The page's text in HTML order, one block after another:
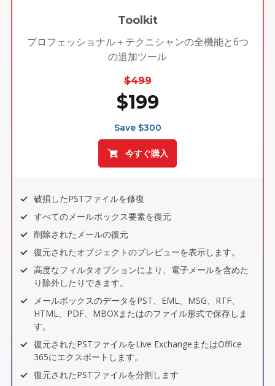
Toolkit
プロフェッショナル＋テクニシャンの全機能と6つ
の追加ツール
$499
$199
Save $300
今すぐ購入
破損したPSTファイルを修復
すべてのメールボックス要素を復元
削除されたメールの復元
復元されたオブジェクトのプレビューを表示します。
高度なフィルタオプションにより、電子メールを含めた
り除外したりできます。
メールボックスのデータをPST、EML、MSG、RTF、
HTML、PDF、MBOXまたはのファイル形式で保存しま
す。
復元されたPSTファイルをLive ExchangeまたはOffice
365にエクスポートします。
復元されたPSTファイルを分割します